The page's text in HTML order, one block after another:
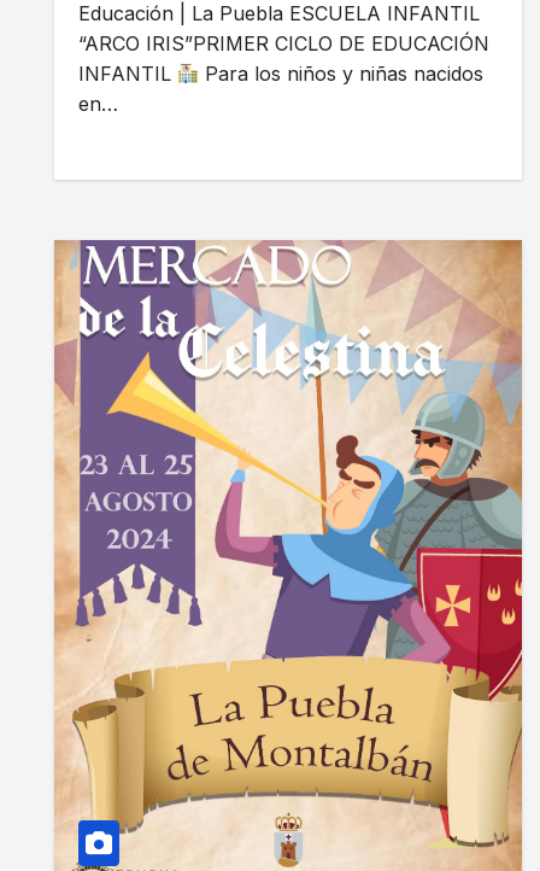
Educación | La Puebla ESCUELA INFANTIL
“ARCO IRIS”PRIMER CICLO DE EDUCACIÓN
INFANTIL
Para los niños y niñas nacidos
en…